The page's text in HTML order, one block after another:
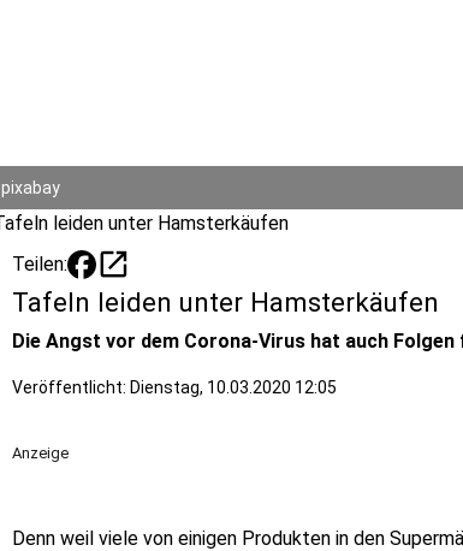
pixabay
Teilen: open_in_new
Tafeln leiden unter Hamsterkäufen
Die Angst vor dem Corona-Virus hat auch
Veröffentlicht: Dienstag, 10.03.2020 12:05
Anzeige
Denn weil viele von einigen Produkten in den